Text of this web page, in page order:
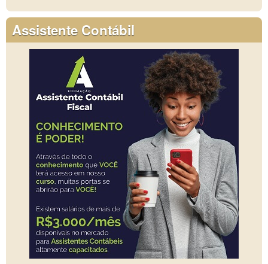
Assistente Contábil